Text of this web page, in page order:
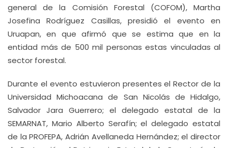
general de la Comisión Forestal (COFOM), Martha
Josefina Rodríguez Casillas, presidió el evento en
Uruapan, en que afirmó que se estima que en la
entidad más de 500 mil personas estas vinculadas al
sector forestal.
Durante el evento estuvieron presentes el Rector de la
Universidad Michoacana de San Nicolás de Hidalgo,
Salvador Jara Guerrero; el delegado estatal de la
SEMARNAT, Mario Alberto Serafín; el delegado estatal
de la PROFEPA, Adrián Avellaneda Hernández; el director